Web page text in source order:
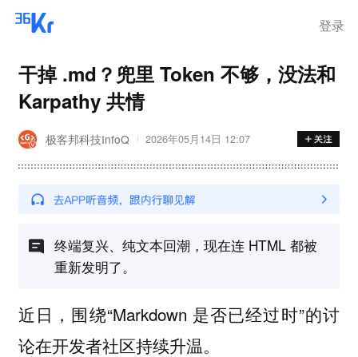
登录
干掉 .md？兜里 Token 不够，没法和
Karpathy 共情
极客邦科技InfoQ 2026年05月14日 12:07
终端复兴、纯文本回潮，现在连 HTML 都被
重新发明了。
近日，围绕“Markdown 是否已经过时”的讨
论在开发者社区持续升温。